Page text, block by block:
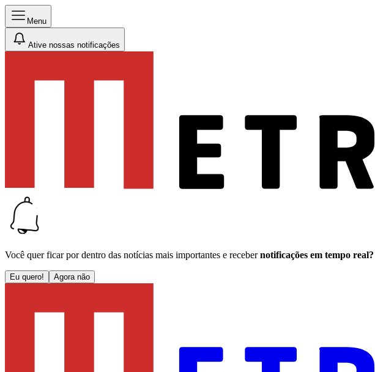
Menu
Ative nossas notificações
Você quer ficar por dentro das notícias mais importantes e receber notificações em tempo real?
Eu quero! Agora não